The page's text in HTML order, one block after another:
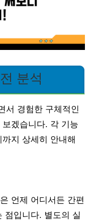
분석
서 경험한 구체적인
겠습니다. 각 기능
지 상세히 안내해
언제 어디서든 간편
점입니다. 별도의 실